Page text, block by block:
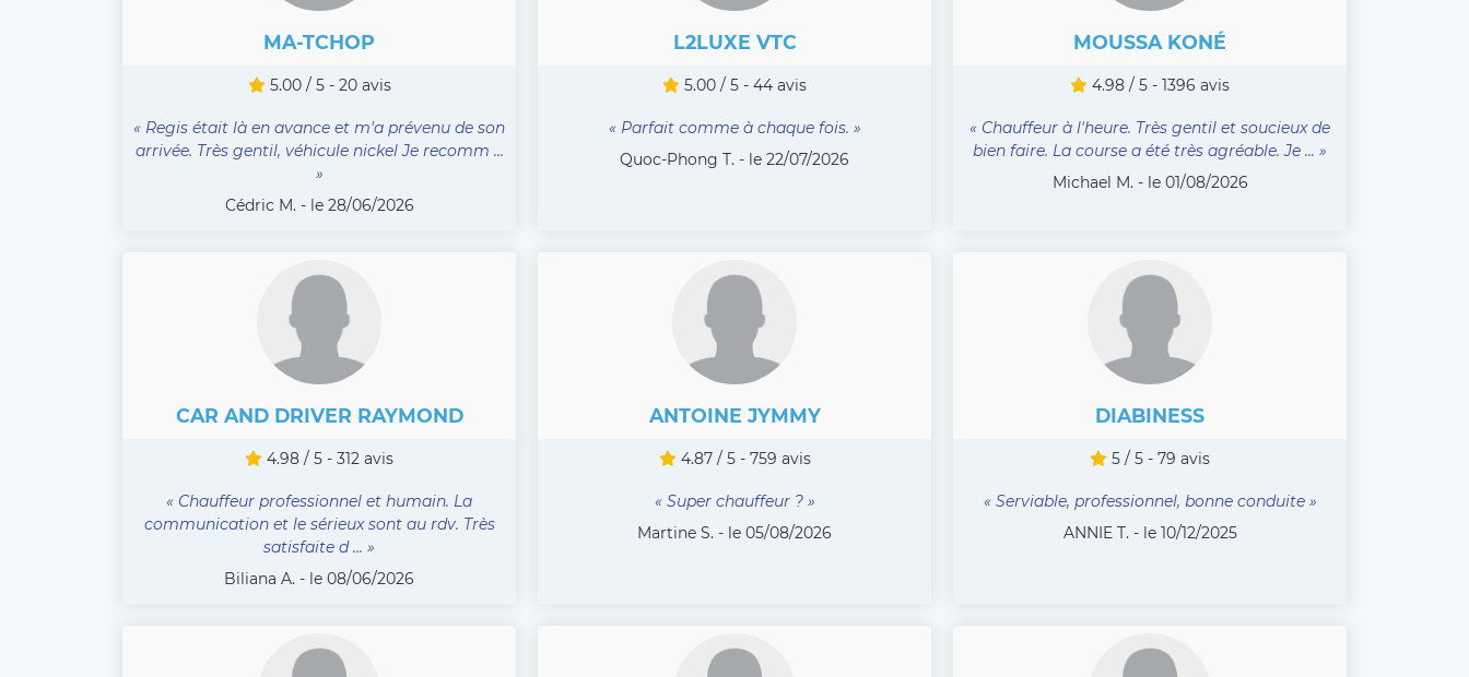
MA-TCHOP
5.00 / 5 - 20 avis
« Regis était là en avance et m'a prévenu de son
arrivée. Très gentil, véhicule nickel Je recomm ...
»
Cédric M. - le 28/06/2026
L2LUXE VTC
5.00 / 5 - 44 avis
« Parfait comme à chaque fois. »
Quoc-Phong T. - le 22/07/2026
MOUSSA KONÉ
4.98 / 5 - 1396 avis
« Chauffeur à l'heure. Très gentil et soucieux de
bien faire. La course a été très agréable. Je ... »
Michael M. - le 01/08/2026
CAR AND DRIVER RAYMOND
4.98 / 5 - 312 avis
« Chauffeur professionnel et humain. La
communication et le sérieux sont au rdv. Très
satisfaite d ... »
Biliana A. - le 08/06/2026
ANTOINE JYMMY
4.87 / 5 - 759 avis
« Super chauffeur ? »
Martine S. - le 05/08/2026
DIABINESS
5 / 5 - 79 avis
« Serviable, professionnel, bonne conduite »
ANNIE T. - le 10/12/2025